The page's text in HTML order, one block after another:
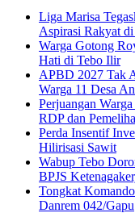
Liga Marisa
Aspirasi Rakyat
Warga Gotong
Hati di Tebo Ilir
APBD 2027 Tak
Warga 11 Desa
Perjuangan
RDP dan
Perda Insentif
Hilirisasi Sawit
Wabup Tebo
BPJS
Tongkat
Danrem 042/Gapu